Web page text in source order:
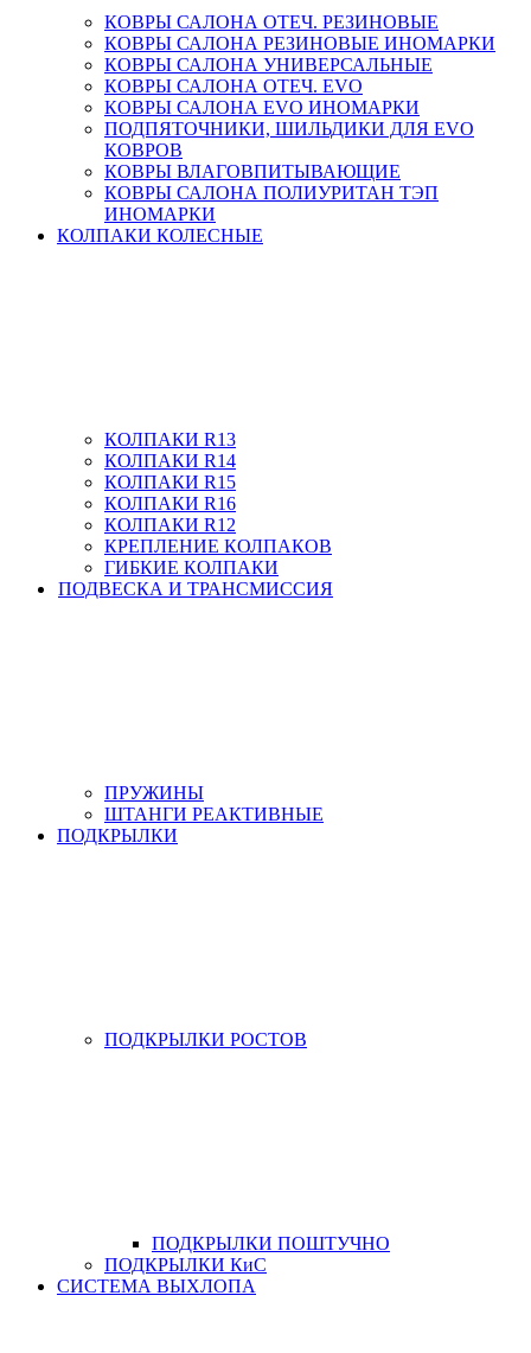
КОВРЫ САЛОНА ОТЕЧ. РЕЗИНОВЫЕ
КОВРЫ САЛОНА РЕЗИНОВЫЕ ИНОМАРКИ
КОВРЫ САЛОНА УНИВЕРСАЛЬНЫЕ
КОВРЫ САЛОНА ОТЕЧ. EVO
КОВРЫ САЛОНА EVO ИНОМАРКИ
ПОДПЯТОЧНИКИ, ШИЛЬДИКИ ДЛЯ EVO
КОВРОВ
КОВРЫ ВЛАГОВПИТЫВАЮЩИЕ
КОВРЫ САЛОНА ПОЛИУРИТАН ТЭП
ИНОМАРКИ
КОЛПАКИ КОЛЕСНЫЕ
КОЛПАКИ R13
КОЛПАКИ R14
КОЛПАКИ R15
КОЛПАКИ R16
КОЛПАКИ R12
КРЕПЛЕНИЕ КОЛПАКОВ
ГИБКИЕ КОЛПАКИ
ПОДВЕСКА И ТРАНСМИССИЯ
ПРУЖИНЫ
ШТАНГИ РЕАКТИВНЫЕ
ПОДКРЫЛКИ
ПОДКРЫЛКИ РОСТОВ
ПОДКРЫЛКИ ПОШТУЧНО
ПОДКРЫЛКИ КиС
СИСТЕМА ВЫХЛОПА